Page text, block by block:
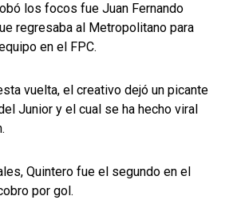
los focos fue Juan Fernando
regresaba al Metropolitano para
en el FPC.
vuelta, el creativo dejó un picante
Junior y el cual se ha hecho viral
Quintero fue el segundo en el
por gol.